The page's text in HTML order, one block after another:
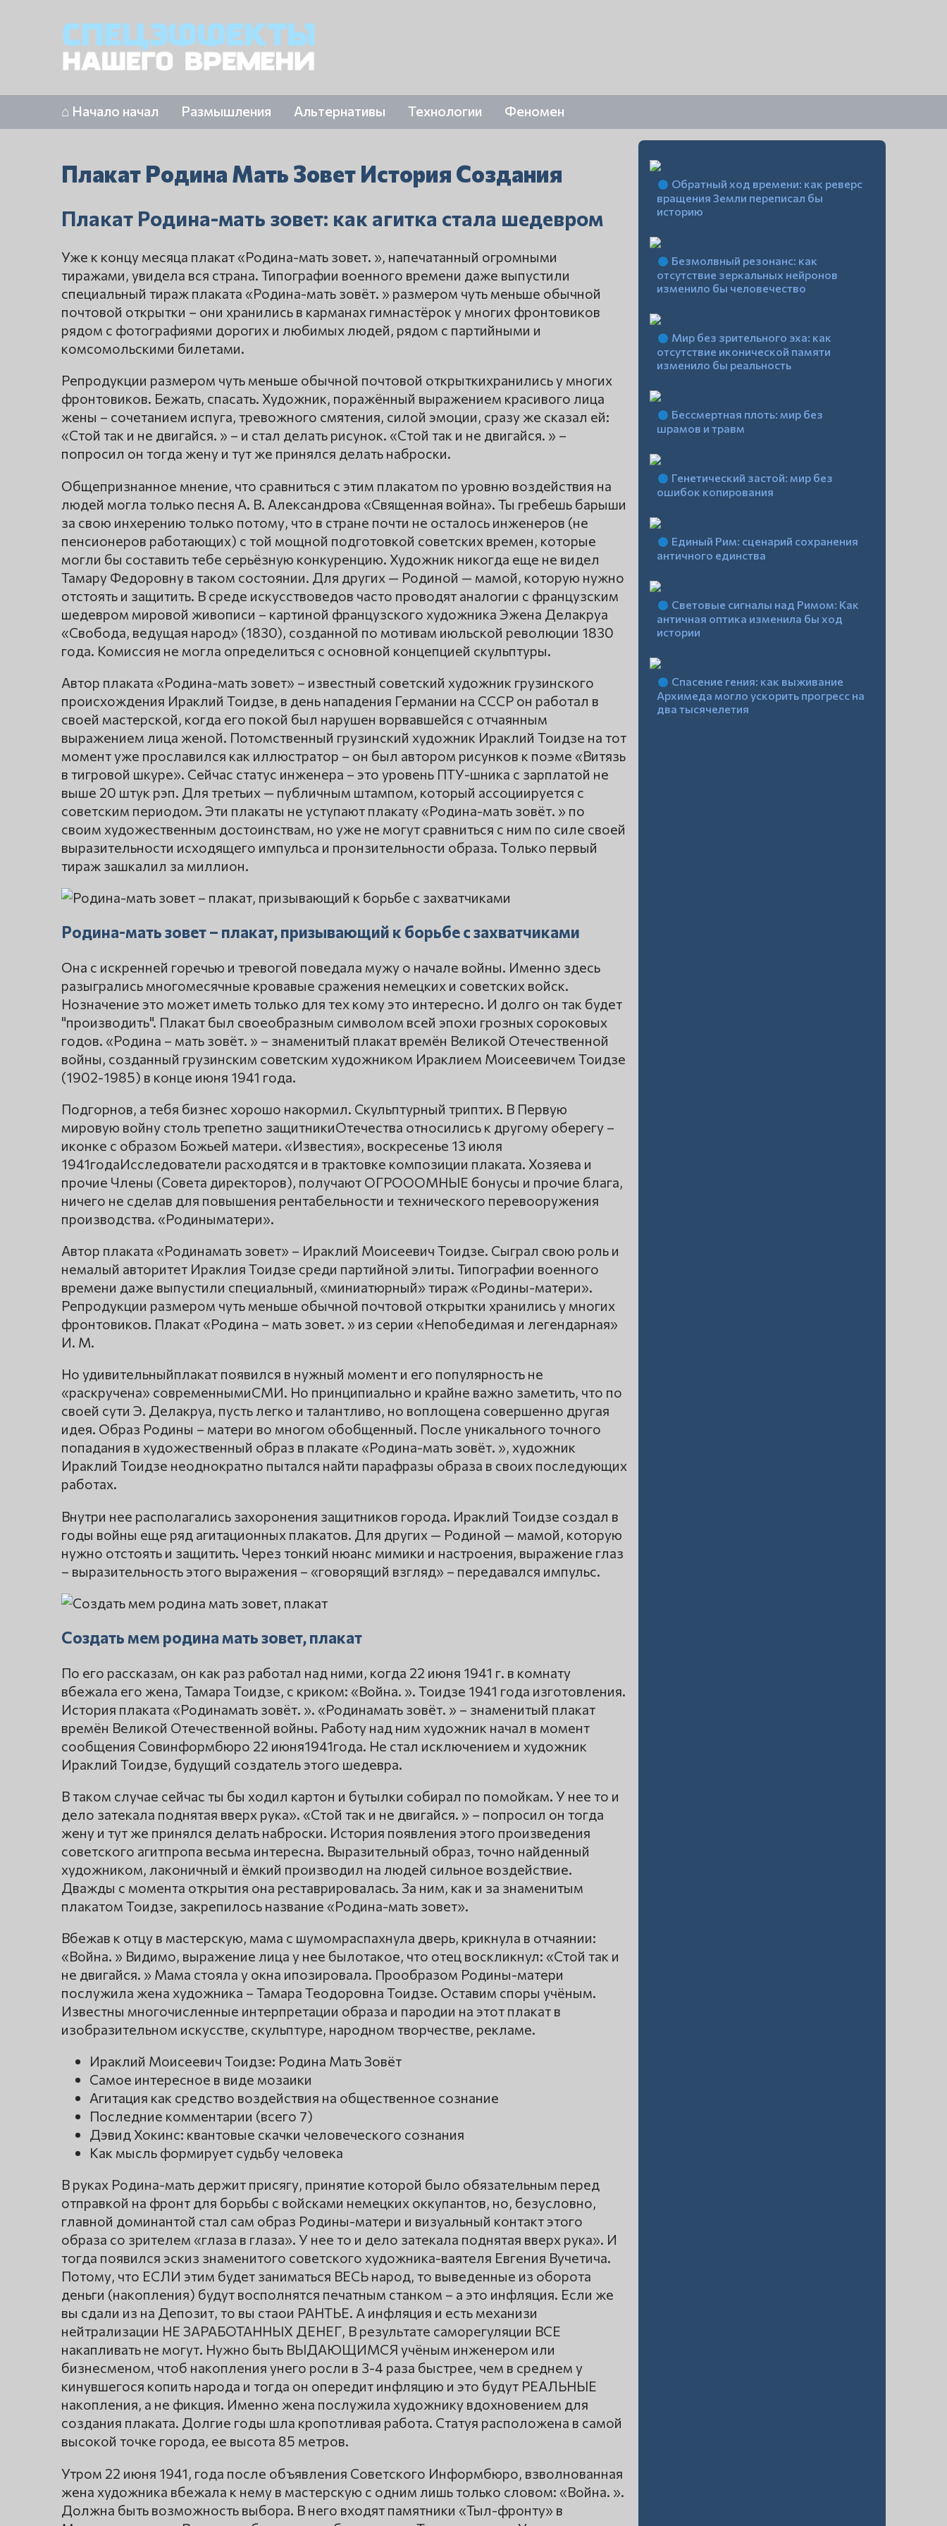
⌂ Начало начал Размышления Альтернативы Технологии Феномен
Плакат Родина Мать Зовет История Создания
Плакат Родина-мать зовет: как агитка стала шедевром
Уже к концу месяца плакат «Родина-мать зовет. », напечатанный огромными
тиражами, увидела вся страна. Типографии военного времени даже выпустили
специальный тираж плаката «Родина-мать зовёт. » размером чуть меньше обычной
почтовой открытки – они хранились в карманах гимнастёрок у многих фронтовиков
рядом с фотографиями дорогих и любимых людей, рядом с партийными и
комсомольскими билетами.
Репродукции размером чуть меньше обычной почтовой открыткихранились у многих
фронтовиков. Бежать, спасать. Художник, поражённый выражением красивого лица
жены – сочетанием испуга, тревожного смятения, силой эмоции, сразу же сказал ей:
«Стой так и не двигайся. » – и стал делать рисунок. «Стой так и не двигайся. » –
попросил он тогда жену и тут же принялся делать наброски.
Общепризнанное мнение, что сравниться с этим плакатом по уровню воздействия на
людей могла только песня А. В. Александрова «Священная война». Ты гребешь барыши
за свою инхерению только потому, что в стране почти не осталось инженеров (не
пенсионеров работающих) с той мощной подготовкой советских времен, которые
могли бы составить тебе серьёзную конкуренцию. Художник никогда еще не видел
Тамару Федоровну в таком состоянии. Для других — Родиной — мамой, которую нужно
отстоять и защитить. В среде искусствоведов часто проводят аналогии с французским
шедевром мировой живописи – картиной французского художника Эжена Делакруа
«Свобода, ведущая народ» (1830), созданной по мотивам июльской революции 1830
года. Комиссия не могла определиться с основной концепцией скульптуры.
Автор плаката «Родина-мать зовет» – известный советский художник грузинского
происхождения Ираклий Тоидзе, в день нападения Германии на СССР он работал в
своей мастерской, когда его покой был нарушен ворвавшейся с отчаянным
выражением лица женой. Потомственный грузинский художник Ираклий Тоидзе на тот
момент уже прославился как иллюстратор – он был автором рисунков к поэме «Витязь
в тигровой шкуре». Сейчас статус инженера – это уровень ПТУ-шника с зарплатой не
выше 20 штук рэп. Для третьих — публичным штампом, который ассоциируется с
советским периодом. Эти плакаты не уступают плакату «Родина-мать зовёт. » по
своим художественным достоинствам, но уже не могут сравниться с ним по силе своей
выразительности исходящего импульса и пронзительности образа. Только первый
тираж зашкалил за миллион.
Родина-мать зовет – плакат, призывающий к борьбе с захватчиками
Она с искренней горечью и тревогой поведала мужу о начале войны. Именно здесь
разыгрались многомесячные кровавые сражения немецких и советских войск.
Нозначение это может иметь только для тех кому это интересно. И долго он так будет
"производить". Плакат был своеобразным символом всей эпохи грозных сороковых
годов. «Родина – мать зовёт. » – знаменитый плакат времён Великой Отечественной
войны, созданный грузинским советским художником Ираклием Моисеевичем Тоидзе
(1902-1985) в конце июня 1941 года.
Подгорнов, а тебя бизнес хорошо накормил. Скульптурный триптих. В Первую
мировую войну столь трепетно защитникиОтечества относились к другому оберегу –
иконке с образом Божьей матери. «Известия», воскресенье 13 июля
1941годаИсследователи расходятся и в трактовке композиции плаката. Хозяева и
прочие Члены (Совета директоров), получают ОГРОООМНЫЕ бонусы и прочие блага,
ничего не сделав для повышения рентабельности и технического перевооружения
производства. «Родиныматери».
Автор плаката «Родинамать зовет» – Ираклий Моисеевич Тоидзе. Сыграл свою роль и
немалый авторитет Ираклия Тоидзе среди партийной элиты. Типографии военного
времени даже выпустили специальный, «миниатюрный» тираж «Родины-матери».
Репродукции размером чуть меньше обычной почтовой открытки хранились у многих
фронтовиков. Плакат «Родина – мать зовет. » из серии «Непобедимая и легендарная»
И. М.
Но удивительныйплакат появился в нужный момент и его популярность не
«раскручена» современнымиСМИ. Но принципиально и крайне важно заметить, что по
своей сути Э. Делакруа, пусть легко и талантливо, но воплощена совершенно другая
идея. Образ Родины – матери во многом обобщенный. После уникального точного
попадания в художественный образ в плакате «Родина-мать зовёт. », художник
Ираклий Тоидзе неоднократно пытался найти парафразы образа в своих последующих
работах.
Внутри нее располагались захоронения защитников города. Ираклий Тоидзе создал в
годы войны еще ряд агитационных плакатов. Для других — Родиной — мамой, которую
нужно отстоять и защитить. Через тонкий нюанс мимики и настроения, выражение глаз
– выразительность этого выражения – «говорящий взгляд» – передавался импульс.
Создать мем родина мать зовет, плакат
По его рассказам, он как раз работал над ними, когда 22 июня 1941 г. в комнату
вбежала его жена, Тамара Тоидзе, с криком: «Война. ». Тоидзе 1941 года изготовления.
История плаката «Родинамать зовёт. ». «Родинамать зовёт. » – знаменитый плакат
времён Великой Отечественной войны. Работу над ним художник начал в момент
сообщения Совинформбюро 22 июня1941года. Не стал исключением и художник
Ираклий Тоидзе, будущий создатель этого шедевра.
В таком случае сейчас ты бы ходил картон и бутылки собирал по помойкам. У нее то и
дело затекала поднятая вверх рука». «Стой так и не двигайся. » – попросил он тогда
жену и тут же принялся делать наброски. История появления этого произведения
советского агитпропа весьма интересна. Выразительный образ, точно найденный
художником, лаконичный и ёмкий производил на людей сильное воздействие.
Дважды с момента открытия она реставрировалась. За ним, как и за знаменитым
плакатом Тоидзе, закрепилось название «Родина-мать зовет».
Вбежав к отцу в мастерскую, мама с шумомраспахнула дверь, крикнула в отчаянии:
«Война. » Видимо, выражение лица у нее былотакое, что отец воскликнул: «Стой так и
не двигайся. » Мама стояла у окна ипозировала. Прообразом Родины-матери
послужила жена художника – Тамара Теодоровна Тоидзе. Оставим споры учёным.
Известны многочисленные интерпретации образа и пародии на этот плакат в
изобразительном искусстве, скульптуре, народном творчестве, рекламе.
Ираклий Моисеевич Тоидзе: Родина Мать Зовёт
Самое интересное в виде мозаики
Агитация как средство воздействия на общественное сознание
Последние комментарии (всего 7)
Дэвид Хокинс: квантовые скачки человеческого сознания
Как мысль формирует судьбу человека
В руках Родина-мать держит присягу, принятие которой было обязательным перед
отправкой на фронт для борьбы с войсками немецких оккупантов, но, безусловно,
главной доминантой стал сам образ Родины-матери и визуальный контакт этого
образа со зрителем «глаза в глаза». У нее то и дело затекала поднятая вверх рука». И
тогда появился эскиз знаменитого советского художника-ваятеля Евгения Вучетича.
Потому, что ЕСЛИ этим будет заниматься ВЕСЬ народ, то выведенные из оборота
деньги (накопления) будут восполнятся печатным станком – а это инфляция. Если же
вы сдали из на Депозит, то вы стаои РАНТЬЕ. А инфляция и есть механизи
нейтрализации НЕ ЗАРАБОТАННЫХ ДЕНЕГ, В результате саморегуляции ВСЕ
накапливать не могут. Нужно быть ВЫДАЮЩИМСЯ учёным инженером или
бизнесменом, чтоб накопления унего росли в 3-4 раза быстрее, чем в среднем у
кинувшегося копить народа и тогда он опередит инфляцию и это будут РЕАЛЬНЫЕ
накопления, а не фикция. Именно жена послужила художнику вдохновением для
создания плаката. Долгие годы шла кропотливая работа. Статуя расположена в самой
высокой точке города, ее высота 85 метров.
Утром 22 июня 1941, года после объявления Советского Информбюро, взволнованная
жена художника вбежала к нему в мастерскую с одним лишь только словом: «Война. ».
Должна быть возможность выбора. В него входят памятники «Тыл-фронту» в
Обратный ход времени: как реверс
вращения Земли переписал бы
историю
Безмолвный резонанс: как
отсутствие зеркальных нейронов
изменило бы человечество
Мир без зрительного эха: как
отсутствие иконической памяти
изменило бы реальность
Бессмертная плоть: мир без
шрамов и травм
Генетический застой: мир без
ошибок копирования
Единый Рим: сценарий сохранения
античного единства
Световые сигналы над Римом: Как
античная оптика изменила бы ход
истории
Спасение гения: как выживание
Архимеда могло ускорить прогресс на
два тысячелетия